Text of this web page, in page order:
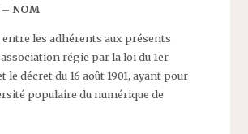
– NOM
les adhérents aux présents
régie par la loi du 1er
le décret du 16 août 1901, ayant pour
populaire du numérique de